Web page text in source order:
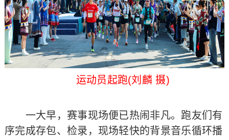
运动员起跑(刘麟 摄)
一大早，赛事现场便已热闹非凡。跑友们有
序完成存包、检录，现场轻快的背景音乐循环播